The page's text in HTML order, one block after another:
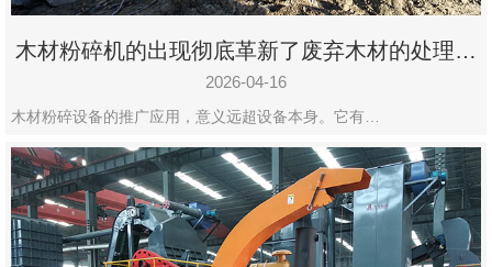
木材粉碎机的出现彻底革新了废弃木材的处理模
式
2026-04-16
木材粉碎设备的推广应用，意义远超设备本身。它有…